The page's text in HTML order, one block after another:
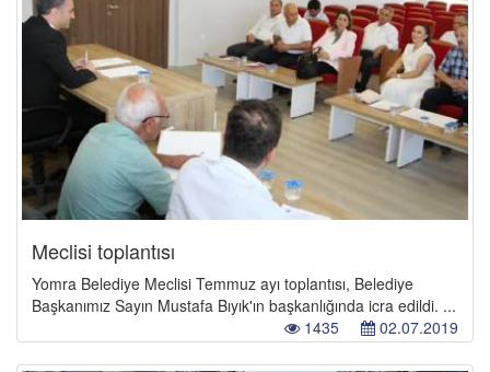
Meclisi toplantısı
Yomra Belediye Meclisi Temmuz ayı toplantısı, Belediye
Başkanımız Sayın Mustafa Bıyık'ın başkanlığında icra edildi. ...
02.07.2019
1435